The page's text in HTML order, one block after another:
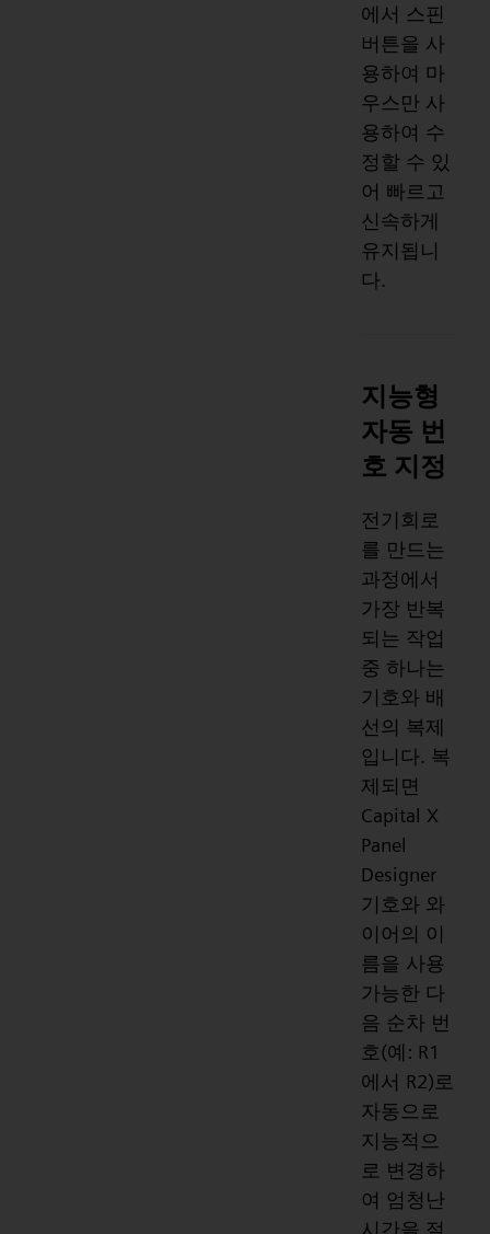
에서 스핀
버튼을 사
용하여 마
우스만 사
용하여 수
정할 수 있
어 빠르고
신속하게
유지됩니
다.
지능형
자동 번
호 지정
전기회로
를 만드는
과정에서
가장 반복
되는 작업
중 하나는
기호와 배
선의 복제
입니다. 복
제되면
Capital X
Panel
Designer
기호와 와
이어의 이
름을 사용
가능한 다
음 순차 번
호(예: R1
에서 R2)로
자동으로
지능적으
로 변경하
여 엄청난